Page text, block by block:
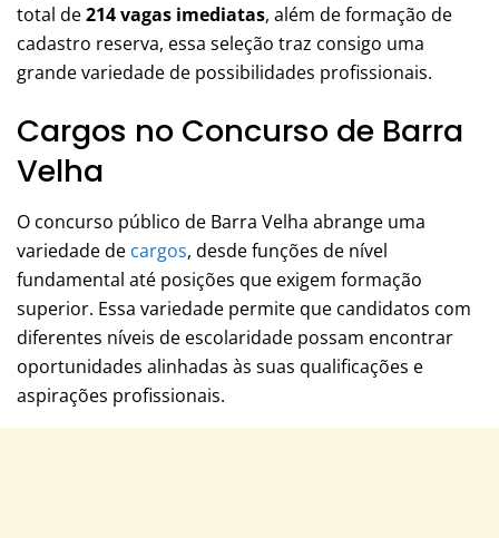
total de214 vagas imediatas, além de formação de
cadastro reserva, essa seleção traz consigo uma
grande variedade de possibilidades profissionais.
Cargos no Concurso de Barra
Velha
O concurso público de Barra Velha abrange uma
variedade de cargos, desde funções de nível
fundamental até posições que exigem formação
superior. Essa variedade permite que candidatos com
diferentes níveis de escolaridade possam encontrar
oportunidades alinhadas às suas qualificações e
aspirações profissionais.